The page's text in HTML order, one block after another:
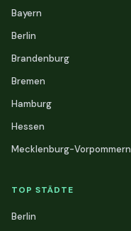
Bayern
Berlin
Brandenburg
Bremen
Hamburg
Hessen
Mecklenburg-Vorpommern
TOP STÄDTE
Berlin